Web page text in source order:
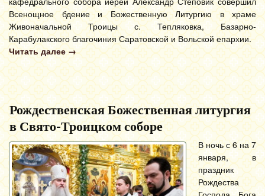
Всенощное бдение и Божественную Литургию в храме
Живоначальной Троицы с. Тепляковка, Базарно-
Карабулакского благочиния Саратовской и Вольской епархии.
Читать далее →
Рождественская Божественная литургия
в Свято-Троицком соборе
В ночь с 6 на 7
января, в
праздник
Рождества